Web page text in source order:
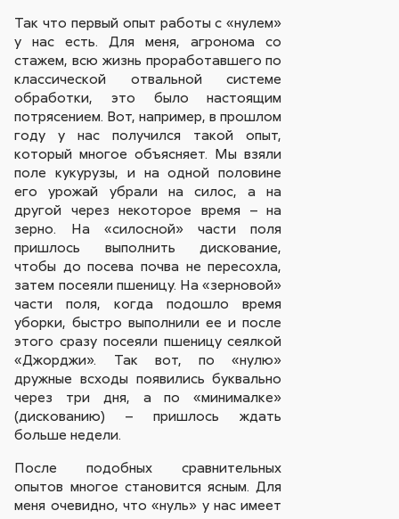
Так что первый опыт работы с «нулем»
у нас есть. Для меня, агронома со
стажем, всю жизнь проработавшего по
классической отвальной системе
обработки, это было настоящим
потрясением. Вот, например, в прошлом
году у нас получился такой опыт,
который многое объясняет. Мы взяли
поле кукурузы, и на одной половине
его урожай убрали на силос, а на
другой через некоторое время – на
зерно. На «силосной» части поля
пришлось выполнить дискование,
чтобы до посева почва не пересохла,
затем посеяли пшеницу. На «зерновой»
части поля, когда подошло время
уборки, быстро выполнили ее и после
этого сразу посеяли пшеницу сеялкой
«Джорджи». Так вот, по «нулю»
дружные всходы появились буквально
через три дня, а по «минималке»
(дискованию) – пришлось ждать
больше недели.
После подобных сравнительных
опытов многое становится ясным. Для
меня очевидно, что «нуль» у нас имеет